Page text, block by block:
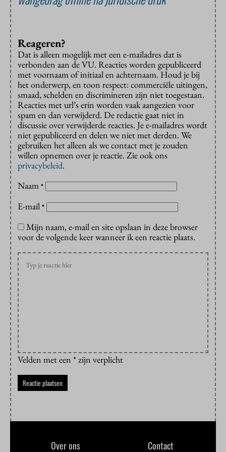
Reageren?
Dat is alleen mogelijk met een e-mailadres dat is
verbonden aan de VU. Reacties worden gepubliceerd
met voornaam of initiaal en achternaam. Houd je bij
het onderwerp, en toon respect: commerciële uitingen,
smaad, schelden en discrimineren zijn niet toegestaan.
Reacties met url’s erin worden vaak aangezien voor
spam en dan verwijderd. De redactie gaat niet in
discussie over verwijderde reacties. Je e-mailadres wordt
niet gepubliceerd en delen we niet met derden. We
gebruiken het alleen als we contact met je zouden
willen opnemen over je reactie. Zie ook ons
privacybeleid.
Naam *
E-mail *
Mijn naam, e-mail en site opslaan in deze browser
voor de volgende keer wanneer ik een reactie plaats.
Velden met een * zijn verplicht
Over ons Contact